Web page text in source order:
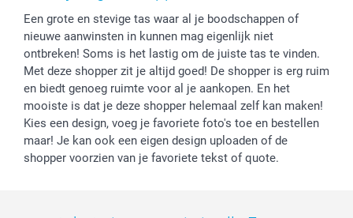
Cookiebeleid
Reviews
Prijslijst
Investor Relations
smartfriends
service@smartphoto.nl
Affiliate partnerprogramma
Partnerships
Influencer partnerprogramma
Vaderdag
Huwelijk
Een grote en stevige tas waar al je boodschappen of
nieuwe aanwinsten in kunnen mag eigenlijk niet
ontbreken! Soms is het lastig om de juiste tas te vinden.
Met deze shopper zit je altijd goed! De shopper is erg ruim
en biedt genoeg ruimte voor al je aankopen. En het
mooiste is dat je deze shopper helemaal zelf kan maken!
Kies een design, voeg je favoriete foto's toe en bestellen
maar! Je kan ook een eigen design uploaden of de
shopper voorzien van je favoriete tekst of quote.